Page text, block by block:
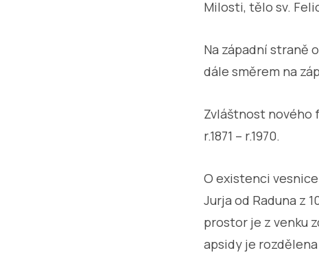
Milosti, tělo sv.
Na západní straně
dále směrem na
Zvláštnost nového
r.1871 – r.1970.
O existenci
Jurja od Raduna z
prostor je z venku
apsidy je